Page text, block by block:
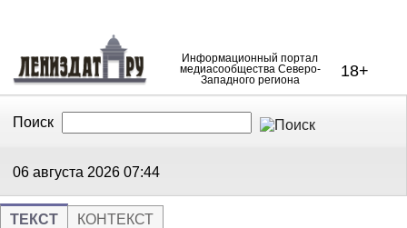
Информационный портал
медиасообщества Северо-
Западного региона
18+
Поиск
06 августа 2026 07:44
ТЕКСТ КОНТЕКСТ